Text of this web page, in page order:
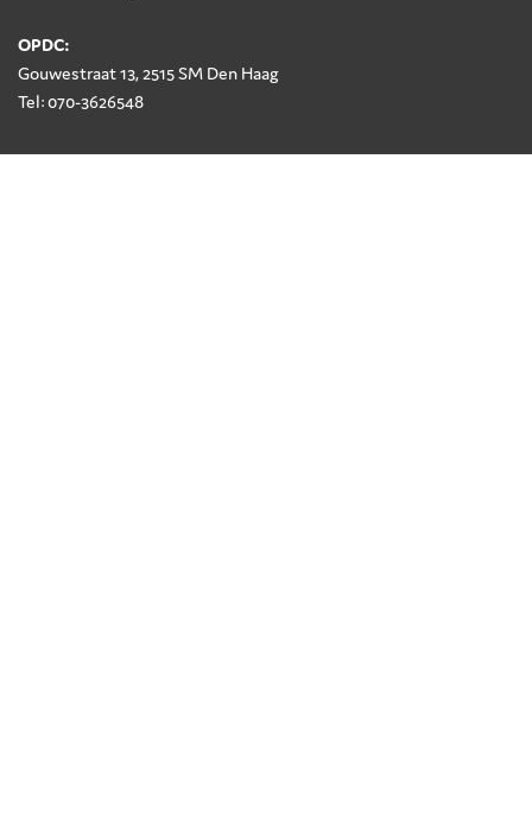
OPDC:
Gouwestraat 13, 2515 SM Den Haag
Tel: 070-3626548